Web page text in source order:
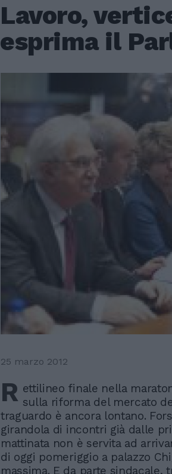
Lavoro,
esprima il
25 marzo 2012
R ettilineo finale nella
sulla riforma del mercato
traguardo è ancora lontano.
girandola di incontri già dalle
mattinata non è servita ad
di oggi pomeriggio a palazzo
massima. E da parte sindacale,